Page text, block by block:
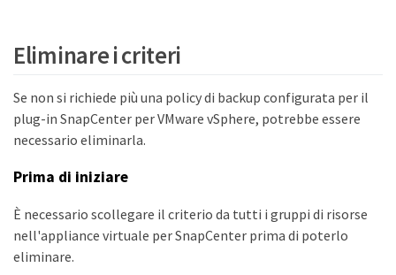
Eliminare i criteri
Se non si richiede più una policy di backup configurata per il
plug-in SnapCenter per VMware vSphere, potrebbe essere
necessario eliminarla.
Prima di iniziare
È necessario scollegare il criterio da tutti i gruppi di risorse
nell'appliance virtuale per SnapCenter prima di poterlo
eliminare.